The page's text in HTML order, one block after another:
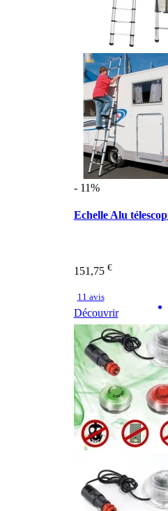
- 11%
Echelle Alu
151,75 €
11 avis
Découvrir